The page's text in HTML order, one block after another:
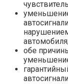
обе
уменьшение